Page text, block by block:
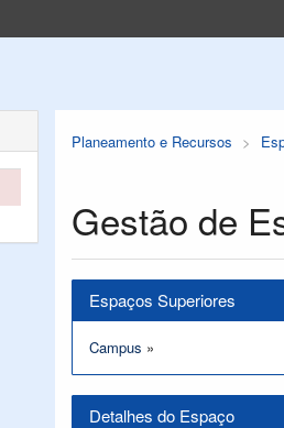
Planeamento e Recursos
Gestão de
Espaços Superiores
Campus »
Detalhes do Espaço